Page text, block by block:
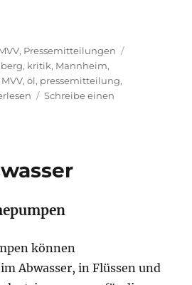
, Pressemitteilungen
, kritik, Mannheim,
MVV,öl, pressemitteilung,
Schreibe einen
können
Abwasser, in Flüssen und